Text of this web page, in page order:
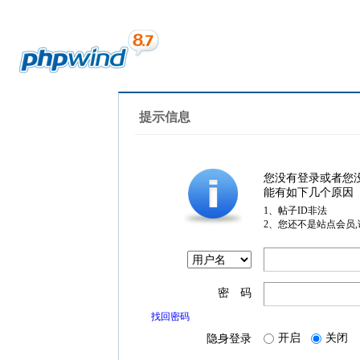
提示信息
您没有登录或者您
能有如下几个原因
1、帖子ID非法
2、您还不是站点会员
密 码
找回密码
隐身登录 开启 关闭